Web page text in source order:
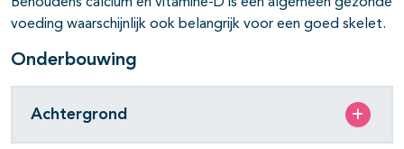
voeding waarschijnlijk ook belangrijk voor een goed skelet.
Onderbouwing
Achtergrond